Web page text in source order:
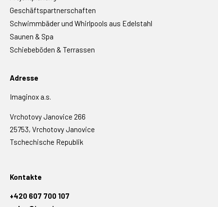
Geschäftspartnerschaften
Schwimmbäder und Whirlpools aus Edelstahl
Saunen & Spa
Schiebeböden & Terrassen
Adresse
Imaginox a.s.
Vrchotovy Janovice 266
25753, Vrchotovy Janovice
Tschechische Republik
Kontakte
+420 607 700 107